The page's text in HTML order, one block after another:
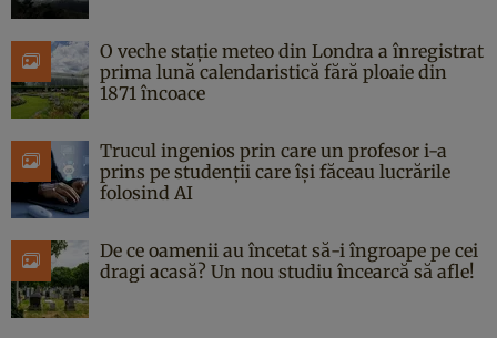
O veche stație meteo din Londra a înregistrat
prima lună calendaristică fără ploaie din
1871 încoace
Trucul ingenios prin care un profesor i-a
prins pe studenții care își făceau lucrările
folosind AI
De ce oamenii au încetat să-i îngroape pe cei
dragi acasă? Un nou studiu încearcă să afle!